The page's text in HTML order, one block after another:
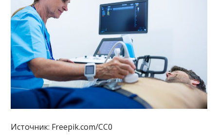
Источник: Freepik.com/CC0